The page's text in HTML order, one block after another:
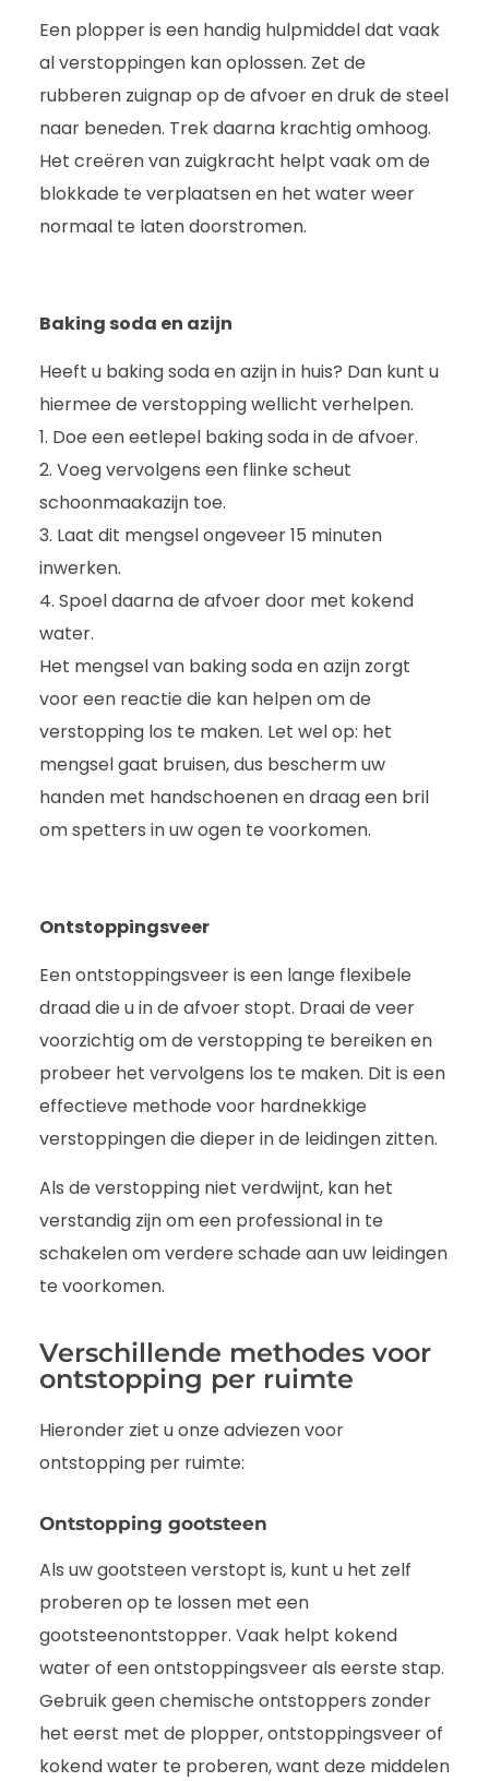
Een plopper is een handig hulpmiddel dat vaak
al verstoppingen kan oplossen. Zet de
rubberen zuignap op de afvoer en druk de steel
naar beneden. Trek daarna krachtig omhoog.
Het creëren van zuigkracht helpt vaak om de
blokkade te verplaatsen en het water weer
normaal te laten doorstromen.
Baking soda en azijn
Heeft u baking soda en azijn in huis? Dan kunt u
hiermee de verstopping wellicht verhelpen.
1. Doe een eetlepel baking soda in de afvoer.
2. Voeg vervolgens een flinke scheut
schoonmaakazijn toe.
3. Laat dit mengsel ongeveer 15 minuten
inwerken.
4. Spoel daarna de afvoer door met kokend
water.
Het mengsel van baking soda en azijn zorgt
voor een reactie die kan helpen om de
verstopping los te maken. Let wel op: het
mengsel gaat bruisen, dus bescherm uw
handen met handschoenen en draag een bril
om spetters in uw ogen te voorkomen.
Ontstoppingsveer
Een ontstoppingsveer is een lange flexibele
draad die u in de afvoer stopt. Draai de veer
voorzichtig om de verstopping te bereiken en
probeer het vervolgens los te maken. Dit is een
effectieve methode voor hardnekkige
verstoppingen die dieper in de leidingen zitten.
Als de verstopping niet verdwijnt, kan het
verstandig zijn om een professional in te
schakelen om verdere schade aan uw leidingen
te voorkomen.
Verschillende methodes voor
ontstopping per ruimte
Hieronder ziet u onze adviezen voor
ontstopping per ruimte:
Ontstopping gootsteen
Als uw gootsteen verstopt is, kunt u het zelf
proberen op te lossen met een
gootsteenontstopper. Vaak helpt kokend
water of een ontstoppingsveer als eerste stap.
Gebruik geen chemische ontstoppers zonder
het eerst met de plopper, ontstoppingsveer of
kokend water te proberen, want deze middelen